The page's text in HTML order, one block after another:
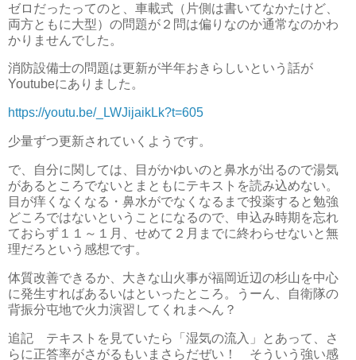
ゼロだったってのと、車載式（片側は書いてなかたけど、
両方ともに大型）の問題が２問は偏りなのか通常なのかわ
かりませんでした。
消防設備士の問題は更新が半年おきらしいという話が
Youtubeにありました。
https://youtu.be/_LWJijaikLk?t=605
少量ずつ更新されていくようです。
で、自分に関しては、目がかゆいのと鼻水が出るので湯気
があるところでないとまともにテキストを読み込めない。
目が痒くなくなる・鼻水がでなくなるまで投薬すると勉強
どころではないということになるので、申込み時期を忘れ
ておらず１１～１月、せめて２月までに終わらせないと無
理だろという感想です。
体質改善できるか、大きな山火事が福岡近辺の杉山を中心
に発生すればあるいはといったところ。うーん、自衛隊の
背振分屯地で火力演習してくれまへん？
追記 テキストを見ていたら「湿気の流入」とあって、さ
らに正答率がさがるもいまさらだぜい！ そういう強い感